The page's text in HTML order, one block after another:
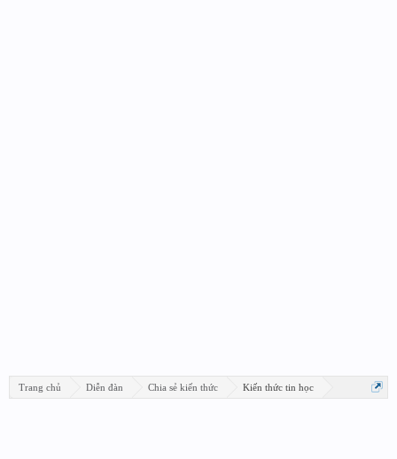
Trang chủ Diễn đàn Chia sẻ kiến thức Kiến thức tin học